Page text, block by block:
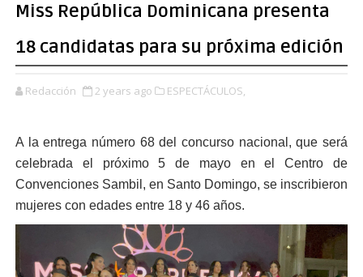
Miss República Dominicana presenta
18 candidatas para su próxima edición
Redacción 2 years ago ESPECTÁCULOS,
A la entrega número 68 del concurso nacional, que será
celebrada el próximo 5 de mayo en el Centro de
Convenciones Sambil, en Santo Domingo, se inscribieron
mujeres con edades entre 18 y 46 años.